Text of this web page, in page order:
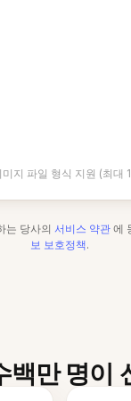
미지 파일 형식 지원 (최대
는 당사의 서비스 약관 에
보 보호정책.
백만 명이